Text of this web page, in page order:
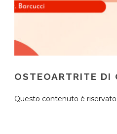
OSTEOARTRITE DI
Questo contenuto è riservato.